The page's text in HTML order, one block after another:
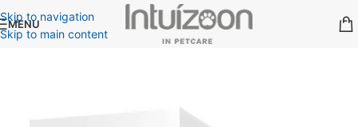
Skip to navigation
Skip to main content
MENU